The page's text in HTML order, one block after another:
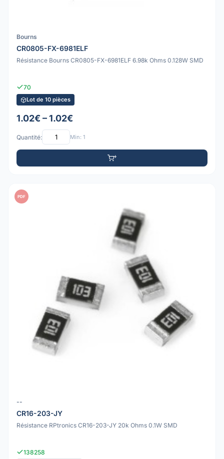
Bourns
CR0805-FX-6981ELF
Résistance Bourns CR0805-FX-6981ELF 6.98k Ohms 0.128W SMD
70
Lot de 10 pièces
1.02€ – 1.02€
Quantité: Min: 1
PDF
--
CR16-203-JY
Résistance RPtronics CR16-203-JY 20k Ohms 0.1W SMD
138258